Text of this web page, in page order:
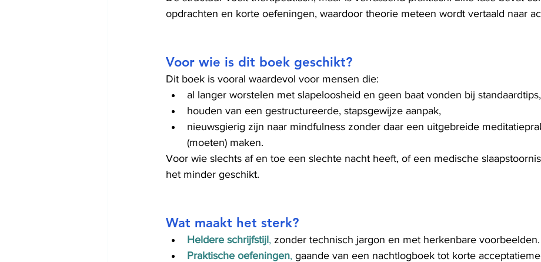
opdrachten en korte oefeningen, waardoor theorie meteen wordt vertaald naar
Voor wie is dit boek geschikt?
Dit boek is vooral waardevol voor mensen die:
al langer worstelen met slapeloosheid en geen baat vonden bij standaardtips,
houden van een gestructureerde, stapsgewijze aanpak,
nieuwsgierig zijn naar mindfulness zonder daar een uitgebreide
(moeten) maken.
Voor wie slechts af en toe een slechte nacht heeft, of een medische
het minder geschikt.
Wat maakt het sterk?
Heldere schrijfstijl, zonder technisch jargon en met herkenbare voorbeelden.
Praktische oefeningen, gaande van een nachtlogboek tot korte